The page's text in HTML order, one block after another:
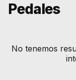
Pedales
No tenemos